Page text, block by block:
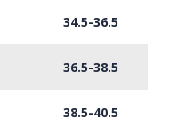
34.5-36.5
36.5-38.5
38.5-40.5